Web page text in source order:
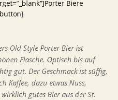
Biere
Old Style Porter Bier ist
Flasche. Optisch bis auf
gut. Der Geschmack ist süffig,
Kaffee, dazu etwas Nuss,
gutes Bier aus der St.